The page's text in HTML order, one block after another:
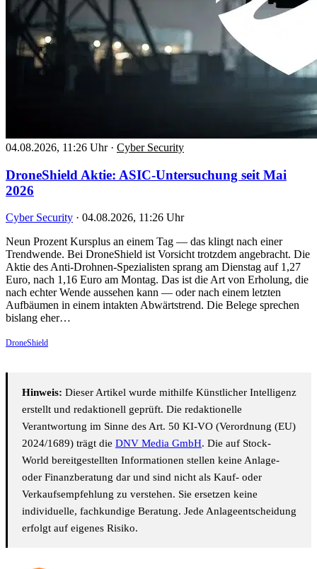
04.08.2026, 11:26 Uhr · Cyber Security
DroneShield Aktie: ASIC-Untersuchung seit Mai
2026
Cyber Security · 04.08.2026, 11:26 Uhr
Neun Prozent Kursplus an einem Tag — das klingt nach einer
Trendwende. Bei DroneShield ist Vorsicht trotzdem angebracht. Die
Aktie des Anti-Drohnen-Spezialisten sprang am Dienstag auf 1,27
Euro, nach 1,16 Euro am Montag. Das ist die Art von Erholung, die
nach echter Wende aussehen kann — oder nach einem letzten
Aufbäumen in einem intakten Abwärtstrend. Die Belege sprechen
bislang eher…
DroneShield
Hinweis: Dieser Artikel wurde mithilfe Künstlicher Intelligenz
erstellt und redaktionell geprüft. Die redaktionelle
Verantwortung im Sinne des Art. 50 KI-VO (Verordnung (EU)
2024/1689) trägt die DNV Media GmbH. Die auf Stock-
World bereitgestellten Informationen stellen keine Anlage-
oder Finanzberatung dar und sind nicht als Kauf- oder
Verkaufsempfehlung zu verstehen. Sie ersetzen keine
individuelle, fachkundige Beratung. Jede Anlageentscheidung
erfolgt auf eigenes Risiko.